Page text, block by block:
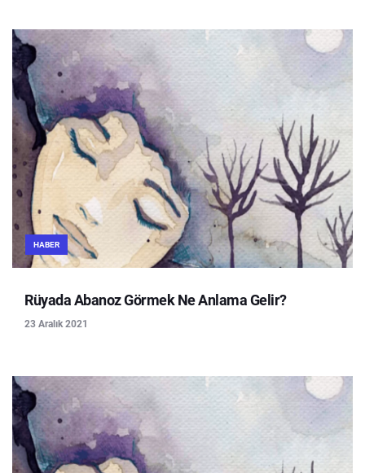
HABER
Rüyada Abanoz Görmek Ne Anlama Gelir?
23 Aralık 2021